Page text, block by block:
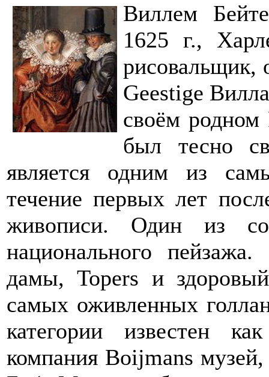
Виллем
1625 г.,
рисовальщик,
Geestige
своём родном
был тесно
является одним из
течение первых лет
живописи. Один из
национального
дамы, Topers и
самых оживленных
категории известен
компания Boijmans